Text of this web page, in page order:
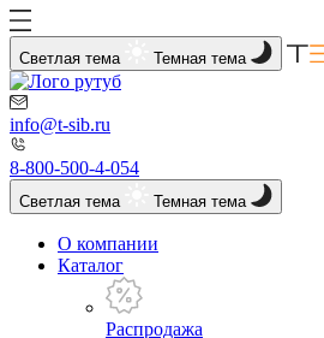
Светлая тема Темная тема
info@t-sib.ru
8-800-500-4-054
Светлая тема Темная тема
О компании
Каталог
Распродажа